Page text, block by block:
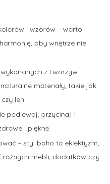
i wzorów – warto
aby wnętrze nie
z tworzyw
materiały, takie jak
len.
podlewaj, przycinaj i
i piękne.
– styl boho to eklektyzm,
różnych mebli, dodatków czy